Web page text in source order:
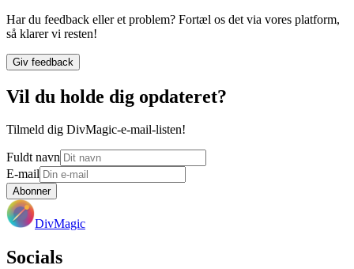
Har du feedback eller et problem? Fortæl os det via vores platform,
så klarer vi resten!
Giv feedback
Vil du holde dig opdateret?
Tilmeld dig DivMagic-e-mail-listen!
Fuldt navn
E-mail
Abonner
DivMagic
Socials